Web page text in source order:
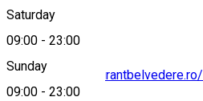
Saturday
09:00 - 23:00
Sunday
09:00 - 23:00
http://www.restaurantbelvedere.ro/